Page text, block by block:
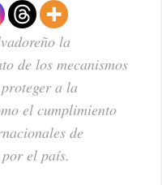
la
de los mecanismos
a la
el cumplimiento
de
el país.